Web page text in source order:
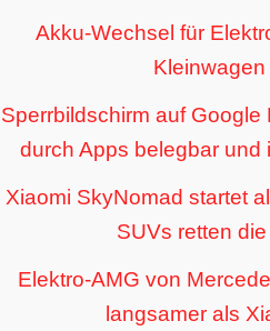
Akku-Wechsel für
Sperrbildschirm auf Google
durch Apps belegbar und
Xiaomi SkyNomad startet
SUVs retten
Elektro-AMG von
langsamer als